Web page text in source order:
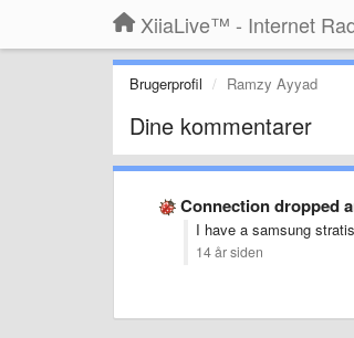
XiiaLive™ - Internet
Brugerprofil Ramzy Ayyad
Dine kommentarer
Connection dropped
I have a samsung
14 år siden